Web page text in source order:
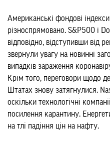
Американські фондові
різноспрямовано. S&P500 і
відповідно, відступивши від
звернули увагу на новинні
випадків зараження
Крім того, переговори щодо
Штатах знову затягнулися.
оскільки технологічні
посилення карантину.
на тлі падіння цін на нафту.